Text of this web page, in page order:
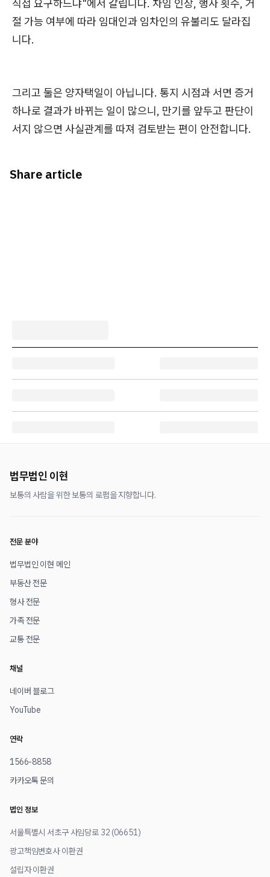
직접 요구하느냐"에서 갈립니다. 차임 인상, 행사 횟수, 거
절 가능 여부에 따라 임대인과 임차인의 유불리도 달라집
니다.
그리고 둘은 양자택일이 아닙니다. 통지 시점과 서면 증거
하나로 결과가 바뀌는 일이 많으니, 만기를 앞두고 판단이
서지 않으면 사실관계를 따져 검토받는 편이 안전합니다.
Share article
법무법인 이현
보통의 사람을 위한 보통의 로펌을 지향합니다.
전문 분야
법무법인 이현 메인
부동산 전문
형사 전문
가족 전문
교통 전문
채널
네이버 블로그
YouTube
연락
1566-8858
카카오톡 문의
법인 정보
서울특별시 서초구 사임당로 32 (06651)
광고책임변호사 이환권
설립자 이환권